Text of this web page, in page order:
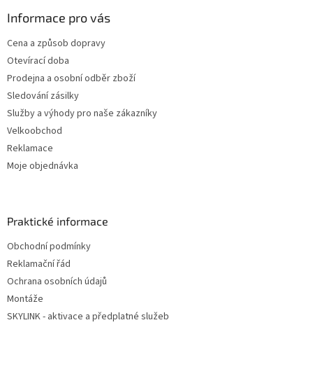
Informace pro vás
Cena a způsob dopravy
Otevírací doba
Prodejna a osobní odběr zboží
Sledování zásilky
Služby a výhody pro naše zákazníky
Velkoobchod
Reklamace
Moje objednávka
Praktické informace
Obchodní podmínky
Reklamační řád
Ochrana osobních údajů
Montáže
SKYLINK - aktivace a předplatné služeb